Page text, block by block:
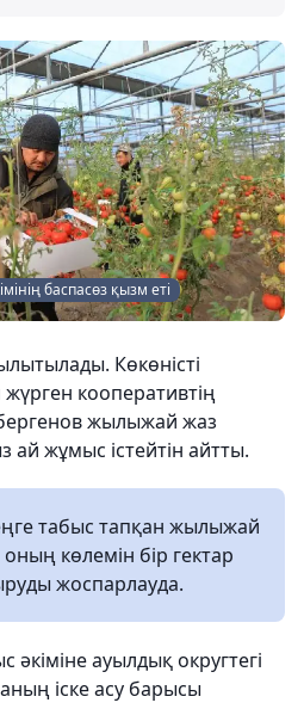
баспасөз қызм еті
Көкөністі
кооперативтің
жылыжай жаз
ай жұмыс істейтін айтты.
табыс тапқан жылыжай
көлемін бір гектар
жоспарлауда.
ауылдық округтегі
іске асу барысы